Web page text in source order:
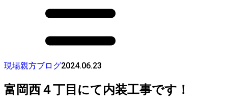
現場親方ブログ2024.06.23
富岡西４丁目にて内装工事です！